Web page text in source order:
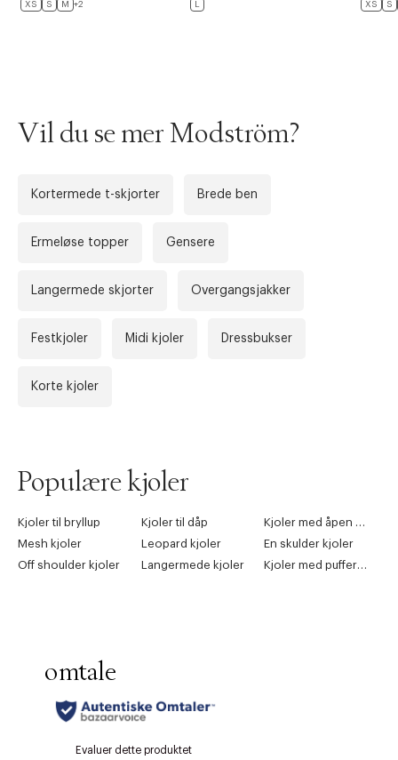
XS S M +2 L XS S
Vil du se mer Modström?
Kortermede t-skjorter Brede ben
Ermeløse topper Gensere
Langermede skjorter Overgangsjakker
Festkjoler Midi kjoler Dressbukser
Korte kjoler
Populære kjoler
Kjoler til bryllup Kjoler til dåp
Kjoler med åpen rygg
Mesh kjoler
Leopard kjoler
En skulder kjoler
Off shoulder kjoler
Langermede kjoler Kjoler med puffermer